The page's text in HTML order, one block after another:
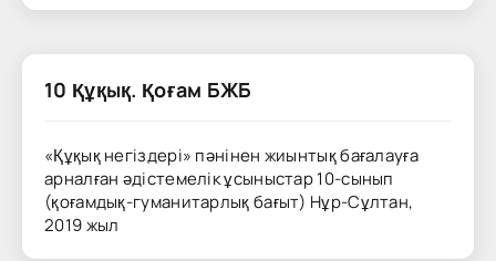
10 Құқық. Қоғам БЖБ
«Құқық негіздері» пәнінен жиынтық бағалауға
арналған әдістемелік ұсыныстар 10-сынып
(қоғамдық-гуманитарлық бағыт) Нұр-Сұлтан,
2019 жыл